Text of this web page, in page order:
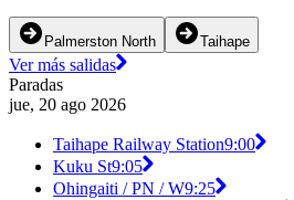
Palmerston North Taihape
Ver más salidas
Paradas
jue, 20 ago 2026
Taihape Railway Station9:00
Kuku St9:05
Ohingaiti / PN / W9:25